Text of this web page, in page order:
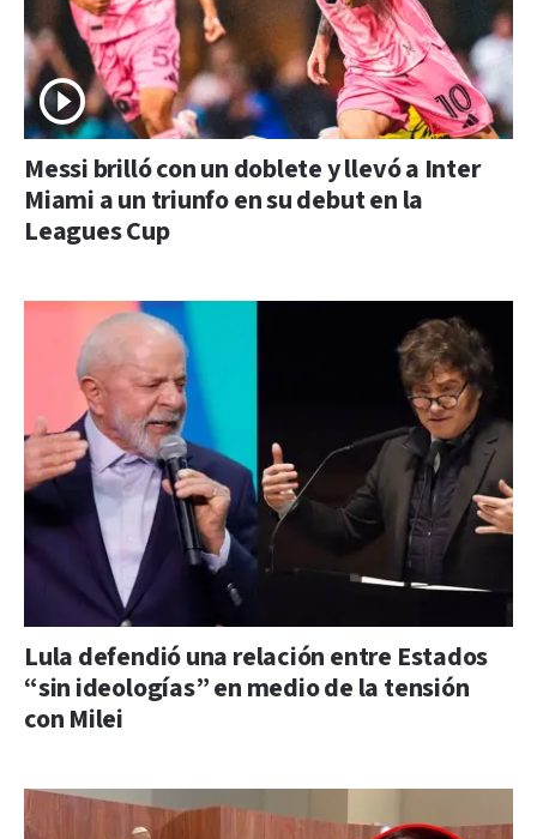
Messi brilló con un doblete y llevó a Inter
Miami a un triunfo en su debut en la
Leagues Cup
Lula defendió una relación entre Estados
“sin ideologías” en medio de la tensión
con Milei